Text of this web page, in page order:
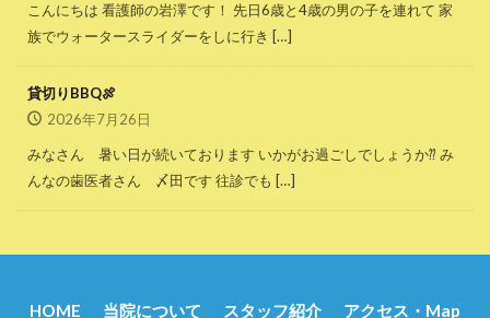
こんにちは 看護師の岩澤です！ 先日6歳と4歳の男の子を連れて 家
族でウォータースライダーをしに行き […]
貸切りBBQ🍖
2026年7月26日
みなさん 暑い日が続いております いかがお過ごしでしょうか⁇ み
んなの歯医者さん 〆田です 往診でも […]
HOME 当院について スタッフ紹介 アクセス・Map